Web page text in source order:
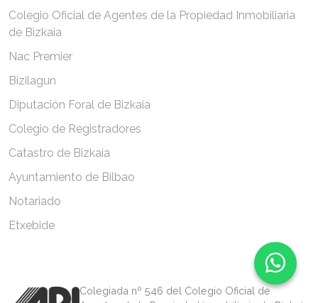
Colegio Oficial de Agentes de la Propiedad Inmobiliaria
de Bizkaia
Nac Premier
Bizilagun
Diputación Foral de Bizkaia
Colegio de Registradores
Catastro de Bizkaia
Ayuntamiento de Bilbao
Notariado
Etxebide
Colegiada nº 546 del Colegio Oficial de